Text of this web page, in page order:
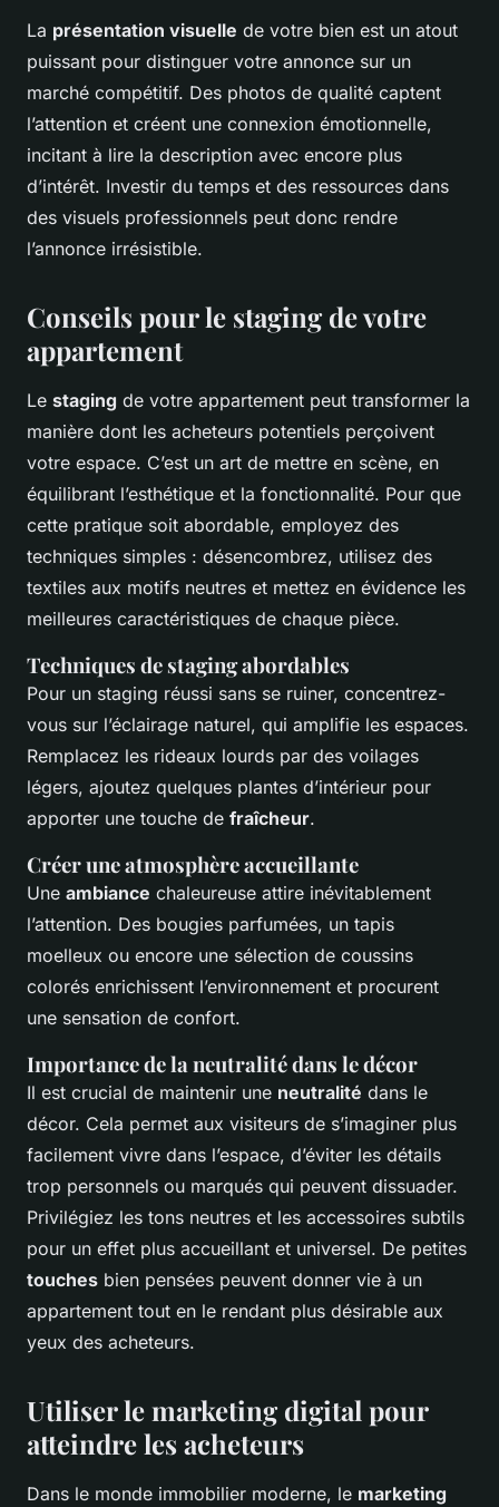
La présentation visuelle de votre bien est un atout
puissant pour distinguer votre annonce sur un
marché compétitif. Des photos de qualité captent
l’attention et créent une connexion émotionnelle,
incitant à lire la description avec encore plus
d’intérêt. Investir du temps et des ressources dans
des visuels professionnels peut donc rendre
l’annonce irrésistible.
Conseils pour le staging de votre
appartement
Le staging de votre appartement peut transformer la
manière dont les acheteurs potentiels perçoivent
votre espace. C’est un art de mettre en scène, en
équilibrant l’esthétique et la fonctionnalité. Pour que
cette pratique soit abordable, employez des
techniques simples : désencombrez, utilisez des
textiles aux motifs neutres et mettez en évidence les
meilleures caractéristiques de chaque pièce.
Techniques de staging abordables
Pour un staging réussi sans se ruiner, concentrez-
vous sur l’éclairage naturel, qui amplifie les espaces.
Remplacez les rideaux lourds par des voilages
légers, ajoutez quelques plantes d’intérieur pour
apporter une touche de fraîcheur.
Créer une atmosphère accueillante
Une ambiance chaleureuse attire inévitablement
l’attention. Des bougies parfumées, un tapis
moelleux ou encore une sélection de coussins
colorés enrichissent l’environnement et procurent
une sensation de confort.
Importance de la neutralité dans le décor
Il est crucial de maintenir une neutralité dans le
décor. Cela permet aux visiteurs de s’imaginer plus
facilement vivre dans l’espace, d’éviter les détails
trop personnels ou marqués qui peuvent dissuader.
Privilégiez les tons neutres et les accessoires subtils
pour un effet plus accueillant et universel. De petites
touches bien pensées peuvent donner vie à un
appartement tout en le rendant plus désirable aux
yeux des acheteurs.
Utiliser le marketing digital pour
atteindre les acheteurs
Dans le monde immobilier moderne, le marketing